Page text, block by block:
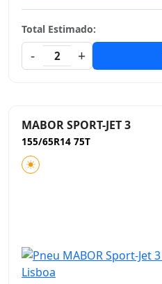
Total Estimado:
-
2 +
MABOR SPORT-JET 3
155/65R14 75T